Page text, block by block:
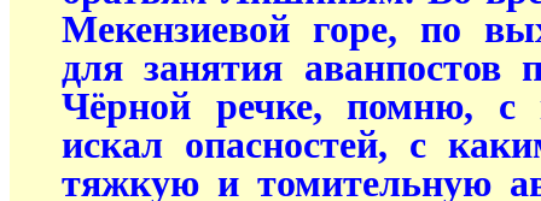
Мекензиевой горе, по
для занятия аванпостов
Чёрной речке, помню, с
искал опасностей, с
тяжкую и томительную